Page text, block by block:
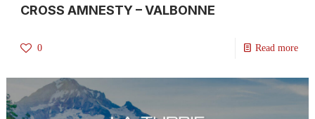
CROSS AMNESTY – VALBONNE
0 Read more